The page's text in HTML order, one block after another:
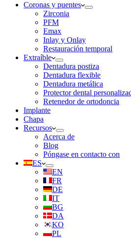
Coronas y puentes
Zirconia
PFM
Emax
Inlay y Onlay
Restauración temporal
Extraíble
Dentadura postiza
Dentadura flexible
Dentadura metálica
Protector dental
Retenedor de ortodoncia
Implante
Chapa
Recursos
Acerca de
Blog
Póngase en contacto con
ES
EN
FR
DE
IT
BG
DA
KO
PL